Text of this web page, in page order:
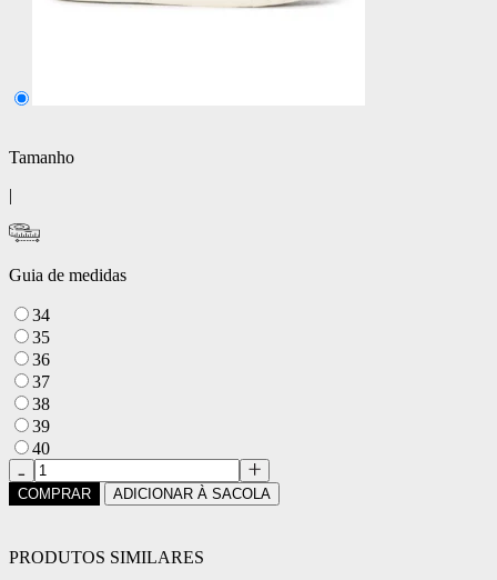
Tamanho
|
Guia de medidas
34
35
36
37
38
39
40
COMPRAR ADICIONAR À SACOLA
PRODUTOS SIMILARES